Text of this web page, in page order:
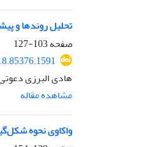
تحلیل روندها و
صفحه103-127
هادی البرزی
مشاهده مقاله
واکاوی نحوه